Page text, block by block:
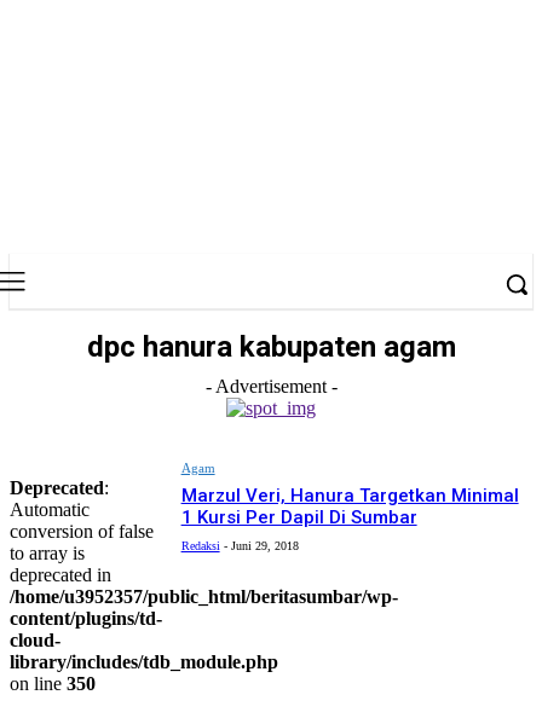
dpc hanura kabupaten agam
- Advertisement -
Deprecated:
Automatic
conversion of false
to array is
deprecated in
/home/u3952357/public_html/beritasumbar/wp-
content/plugins/td-
cloud-
library/includes/tdb_module.php
on line 350
Agam
Marzul Veri, Hanura Targetkan Minimal
1 Kursi Per Dapil Di Sumbar
Redaksi - Juni 29, 2018